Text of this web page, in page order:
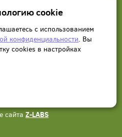
Заказать звонок
сайта Z-LABS
cookie
с использованием
конфиденциальности. Вы
сookies в настройках